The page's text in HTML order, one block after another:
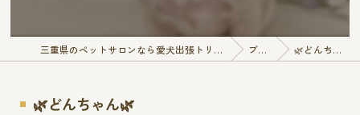
三重県のペットサロンなら愛犬出張トリミング E-QunQun ブログ 🌿‬どんちゃん🌿
🌿‬どんちゃん🌿